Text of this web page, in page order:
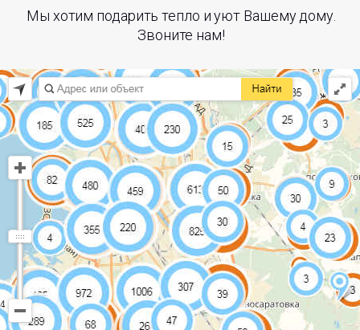
Мы хотим подарить тепло и уют Вашему дому.
Звоните нам!